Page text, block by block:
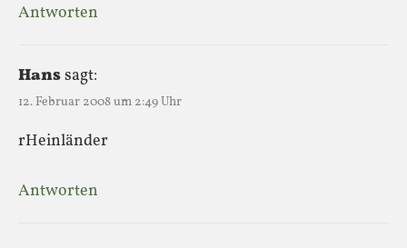
Antworten
Hanssagt:
12. Februar 2008 um 2:49 Uhr
rHeinländer
Antworten